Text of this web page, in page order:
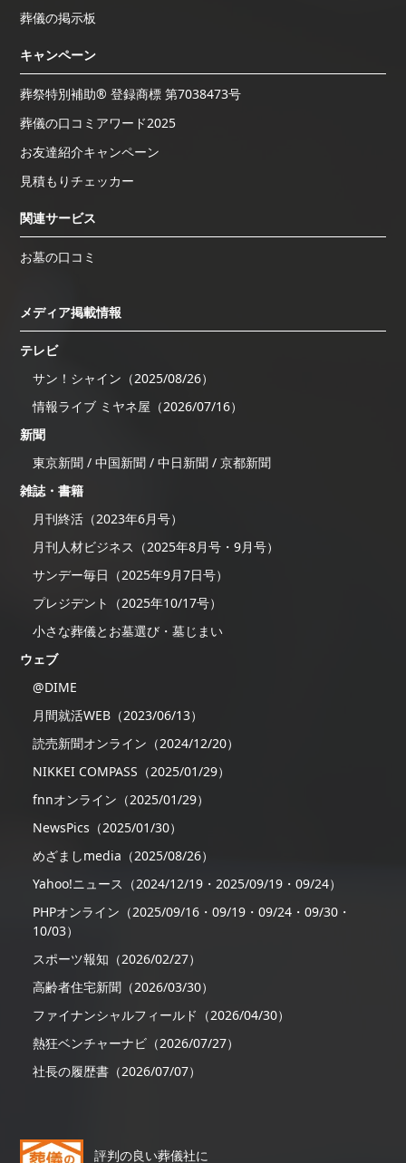
葬儀の掲示板
キャンペーン
葬祭特別補助® 登録商標 第7038473号
葬儀の口コミアワード2025
お友達紹介キャンペーン
見積もりチェッカー
関連サービス
お墓の口コミ
メディア掲載情報
テレビ
サン！シャイン（2025/08/26）
情報ライブ ミヤネ屋（2026/07/16）
新聞
東京新聞 / 中国新聞 / 中日新聞 / 京都新聞
雑誌・書籍
月刊終活（2023年6月号）
月刊人材ビジネス（2025年8月号・9月号）
サンデー毎日（2025年9月7日号）
プレジデント（2025年10/17号）
小さな葬儀とお墓選び・墓じまい
ウェブ
@DIME
月間就活WEB（2023/06/13）
読売新聞オンライン（2024/12/20）
NIKKEI COMPASS（2025/01/29）
fnnオンライン（2025/01/29）
NewsPics（2025/01/30）
めざましmedia（2025/08/26）
Yahoo!ニュース（2024/12/19・2025/09/19・09/24）
PHPオンライン（2025/09/16・09/19・09/24・09/30・
10/03）
スポーツ報知（2026/02/27）
高齢者住宅新聞（2026/03/30）
ファイナンシャルフィールド（2026/04/30）
熱狂ベンチャーナビ（2026/07/27）
社長の履歴書（2026/07/07）
評判の良い葬儀社に